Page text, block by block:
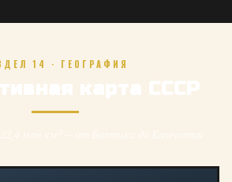
14 · ГЕОГРАФИЯ
карта СССР